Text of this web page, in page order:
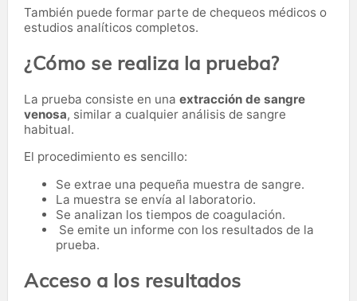
También puede formar parte de chequeos médicos o
estudios analíticos completos.
¿Cómo se realiza la prueba?
La prueba consiste en una extracción de sangre
venosa, similar a cualquier análisis de sangre
habitual.
El procedimiento es sencillo:
Se extrae una pequeña muestra de sangre.
La muestra se envía al laboratorio.
Se analizan los tiempos de coagulación.
Se emite un informe con los resultados de la
prueba.
Acceso a los resultados